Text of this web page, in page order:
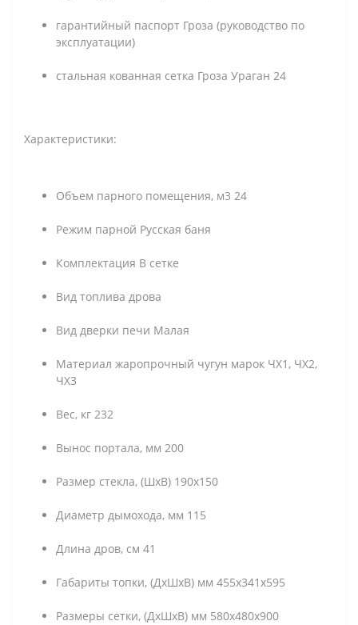
гарантийный паспорт Гроза (руководство по
эксплуатации)
стальная кованная сетка Гроза Ураган 24
Характеристики:
Объем парного помещения, м3 24
Режим парной Русская баня
Комплектация В сетке
Вид топлива дрова
Вид дверки печи Малая
Материал жаропрочный чугун марок ЧХ1, ЧХ2,
ЧХ3
Вес, кг 232
Вынос портала, мм 200
Размер стекла, (ШхВ) 190х150
Диаметр дымохода, мм 115
Длина дров, см 41
Габариты топки, (ДхШхВ) мм 455х341х595
Размеры сетки, (ДхШхВ) мм 580х480х900